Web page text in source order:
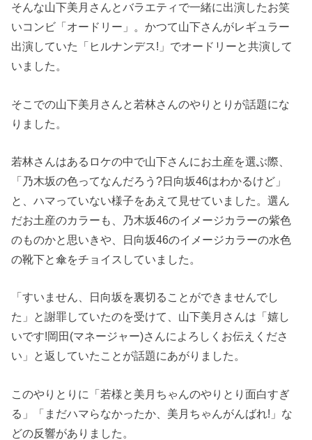
そんな山下美月さんとバラエティで一緒に出演したお笑
いコンビ「オードリー」。かつて山下さんがレギュラー
出演していた「ヒルナンデス!」でオードリーと共演して
いました。
そこでの山下美月さんと若林さんのやりとりが話題にな
りました。
若林さんはあるロケの中で山下さんにお土産を選ぶ際、
「乃木坂の色ってなんだろう?日向坂46はわかるけど」
と、ハマっていない様子をあえて見せていました。選ん
だお土産のカラーも、乃木坂46のイメージカラーの紫色
のものかと思いきや、日向坂46のイメージカラーの水色
の靴下と傘をチョイスしていました。
「すいません、日向坂を裏切ることができませんでし
た」と謝罪していたのを受けて、山下美月さんは「嬉し
いです!岡田(マネージャー)さんによろしくお伝えくださ
い」と返していたことが話題にあがりました。
このやりとりに「若様と美月ちゃんのやりとり面白すぎ
る」「まだハマらなかったか、美月ちゃんがんばれ!」な
どの反響がありました。